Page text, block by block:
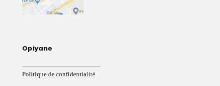
Opiyane
Politique de confidentialité